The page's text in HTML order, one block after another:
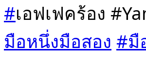
#เอฟเฟคร้อง
มือหนึ่งมือสอง #มื